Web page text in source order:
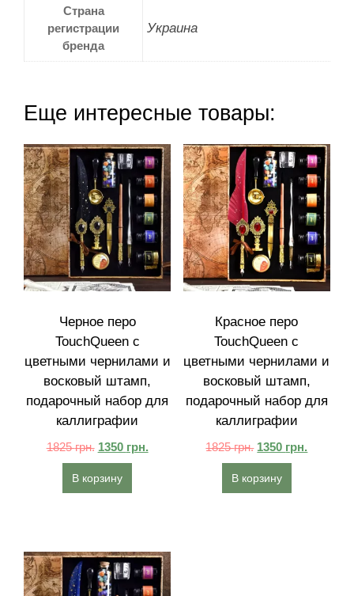
Страна
регистрации
бренда
Украина
Еще интересные товары:
Черное перо
TouchQueen с
цветными чернилами и
восковый штамп,
подарочный набор для
каллиграфии
1825грн. 1350 грн.
В корзину
Красное перо
TouchQueen с
цветными чернилами и
восковый штамп,
подарочный набор для
каллиграфии
1825грн. 1350 грн.
В корзину